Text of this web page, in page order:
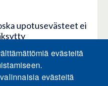
upotusevästeet ei
EVÄSTEET
evästeitä
evästeitä